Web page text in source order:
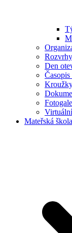
Rozvrhy
Den
Mateřská škola